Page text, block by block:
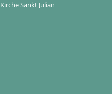
Kirche Sankt Julian